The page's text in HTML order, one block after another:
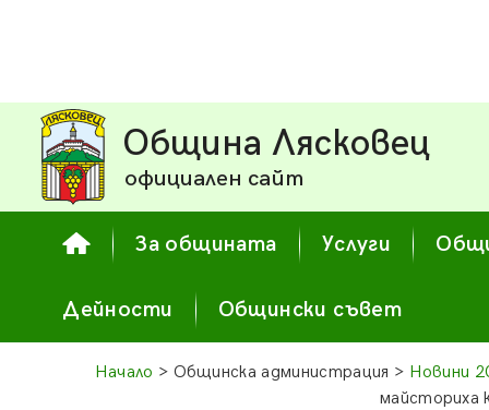
Община Лясковец
официален сайт
За общината Услуги
Дейности Общински съвет
Начало > Общинска администрация > Новини
майсториха